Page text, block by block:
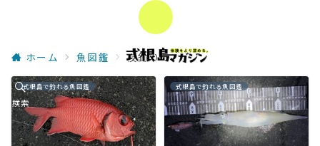
検索
ホーム 魚図鑑 夜釣り
式根島で釣れる魚図鑑 式根島で釣れる魚図鑑